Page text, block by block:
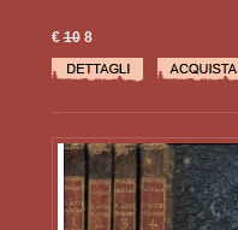
€108